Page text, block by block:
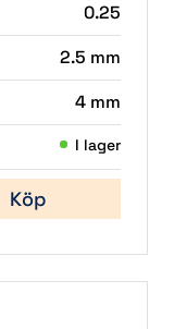
0.25
2.5 mm
4 mm
I lager
(1)
Köp